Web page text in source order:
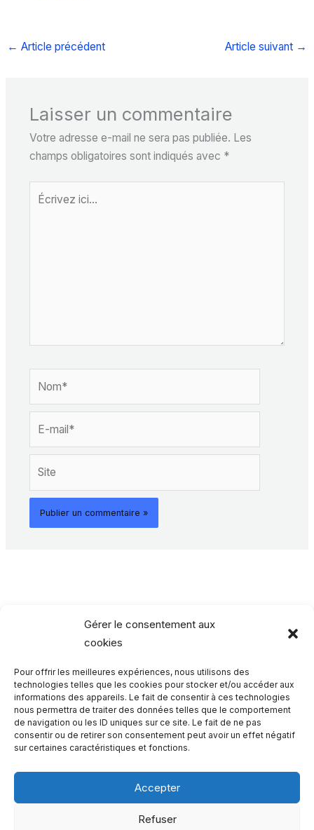
Gérer le consentement aux
cookies
Pour offrir les meilleures expériences, nous utilisons des
technologies telles que les cookies pour stocker et/ou accéder aux
informations des appareils. Le fait de consentir à ces technologies
nous permettra de traiter des données telles que le comportement
de navigation ou les ID uniques sur ce site. Le fait de ne pas
consentir ou de retirer son consentement peut avoir un effet négatif
sur certaines caractéristiques et fonctions.
Accepter
Refuser
← Article précédent Article suivant →
Laisser un commentaire
Votre adresse e-mail ne sera pas publiée. Les
champs obligatoires sont indiqués avec *
Écrivez
Rechercher…
R
e
e
Qui sommes-nous ?